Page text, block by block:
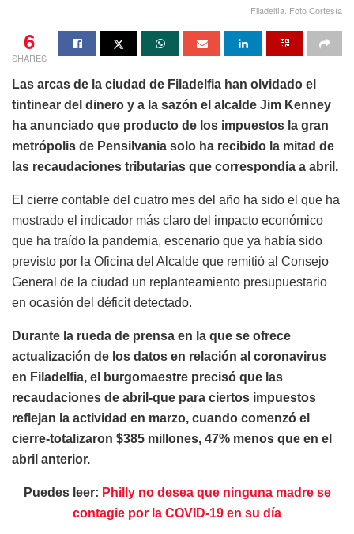
Filadelfia. Foto Cortesía
6
SHARES
Las arcas de la ciudad de Filadelfia han olvidado el
tintinear del dinero y a la sazón el alcalde Jim Kenney
ha anunciado que producto de los impuestos la gran
metrópolis de Pensilvania solo ha recibido la mitad de
las recaudaciones tributarias que correspondía a abril.
El cierre contable del cuatro mes del año ha sido el que ha
mostrado el indicador más claro del impacto económico
que ha traído la pandemia, escenario que ya había sido
previsto por la Oficina del Alcalde que remitió al Consejo
General de la ciudad un replanteamiento presupuestario
en ocasión del déficit detectado.
Durante la rueda de prensa en la que se ofrece
actualización de los datos en relación al coronavirus
en Filadelfia, el burgomaestre precisó que las
recaudaciones de abril-que para ciertos impuestos
reflejan la actividad en marzo, cuando comenzó el
cierre-totalizaron $385 millones, 47% menos que en el
abril anterior.
Puedes leer: Philly no desea que ninguna madre se
contagie por la COVID-19 en su día